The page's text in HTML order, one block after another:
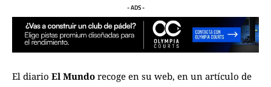
- ADS -
El diario El Mundo recoge en su web, en un artículo de